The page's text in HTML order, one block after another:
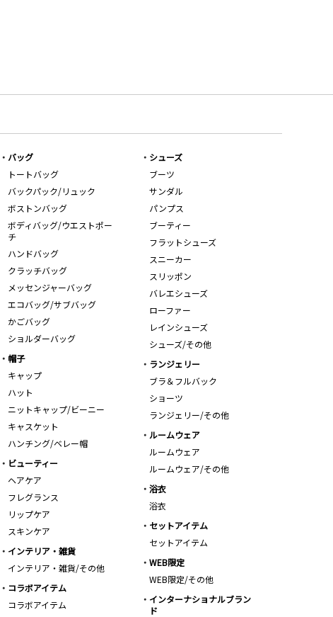
バッグ
トートバッグ
バックパック/リュック
ボストンバッグ
ボディバッグ/ウエストポー
チ
ハンドバッグ
クラッチバッグ
メッセンジャーバッグ
エコバッグ/サブバッグ
かごバッグ
ショルダーバッグ
シューズ
ブーツ
サンダル
パンプス
ブーティー
フラットシューズ
スニーカー
スリッポン
バレエシューズ
ローファー
レインシューズ
シューズ/その他
帽子
キャップ
ハット
ニットキャップ/ビーニー
キャスケット
ハンチング/ベレー帽
ランジェリー
ブラ＆フルバック
ショーツ
ランジェリー/その他
ルームウェア
ルームウェア
ルームウェア/その他
ビューティー
ヘアケア
フレグランス
リップケア
スキンケア
浴衣
浴衣
セットアイテム
セットアイテム
インテリア・雑貨
インテリア・雑貨/その他
WEB限定
WEB限定/その他
コラボアイテム
コラボアイテム
インターナショナルブラン
ド